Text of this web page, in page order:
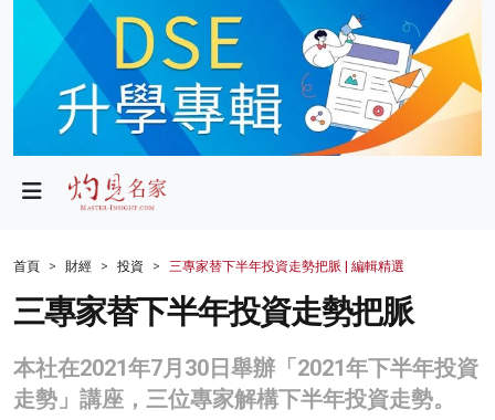
政局
財經
生活
商業
首頁 財經 投資 三專家替下半年投資走勢把脈 | 編輯精選
三專家替下半年投資走勢把脈
本社在2021年7月30日舉辦「2021年下半年投資
走勢」講座，三位專家解構下半年投資走勢。